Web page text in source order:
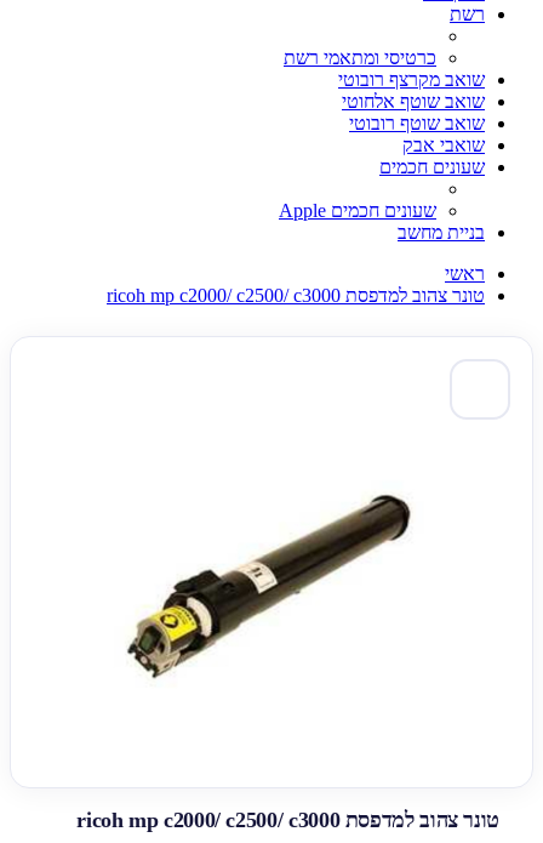
רשת
כרטיסי ומתאמי רשת
שואב מקרצף רובוטי
שואב שוטף אלחוטי
שואב שוטף רובוטי
שואבי אבק
שעונים חכמים
שעונים חכמים Apple
בניית מחשב
ראשי
טונר צהוב למדפסת ricoh mp c2000/ c2500/ c3000
טונר צהוב למדפסת ricoh mp c2000/ c2500/ c3000